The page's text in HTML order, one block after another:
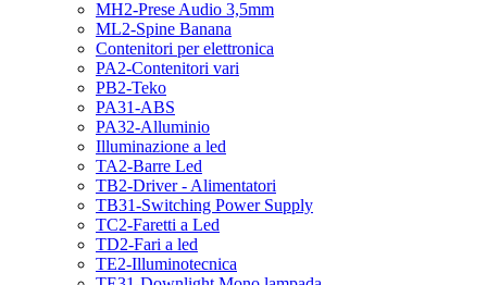
MH2-Prese Audio 3,5mm
ML2-Spine Banana
Contenitori per elettronica
PA2-Contenitori vari
PB2-Teko
PA31-ABS
PA32-Alluminio
Illuminazione a led
TA2-Barre Led
TB2-Driver - Alimentatori
TB31-Switching Power Supply
TC2-Faretti a Led
TD2-Fari a led
TE2-Illuminotecnica